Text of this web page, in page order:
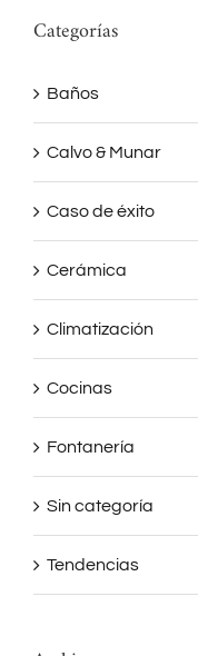
Categorías
Baños
Calvo & Munar
Caso de éxito
Cerámica
Climatización
Cocinas
Fontanería
Sin categoría
Tendencias